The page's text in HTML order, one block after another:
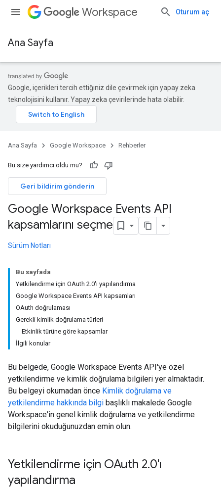
Workspace Oturum aç
Ana Sayfa
Google, içerikleri tercih ettiğiniz dile çevirmek için yapay zeka
teknolojisini kullanır. Yapay zeka çevirilerinde hata olabilir.
Ana Sayfa Google Workspace Rehberler
Bu size yardımcı oldu mu?
Geri bildirim gönderin
Google Workspace Events API
kapsamlarını seçme
Sürüm Notları
Bu sayfada
Yetkilendirme için OAuth 2.0'ı yapılandırma
Google Workspace Events API kapsamları
OAuth doğrulaması
Gerekli kimlik doğrulama türleri
Etkinlik türüne göre kapsamlar
İlgili konular
Bu belgede, Google Workspace Events API'ye özel
yetkilendirme ve kimlik doğrulama bilgileri yer almaktadır.
Bu belgeyi okumadan önce Kimlik doğrulama ve
yetkilendirme hakkında bilgi başlıklı makalede Google
Workspace'in genel kimlik doğrulama ve yetkilendirme
bilgilerini okuduğunuzdan emin olun.
Yetkilendirme için OAuth 2.0'ı
yapılandırma